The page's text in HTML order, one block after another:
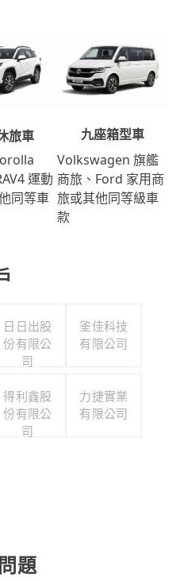
旅車
運動
同等車
九座箱型車
Volkswagen 旗艦
商旅、Ford 家用商
旅或其他同等級車
款
日日出股
份有限公
司
筌佳科技
有限公司
得利鑫股
份有限公
司
力捷實業
有限公司
題